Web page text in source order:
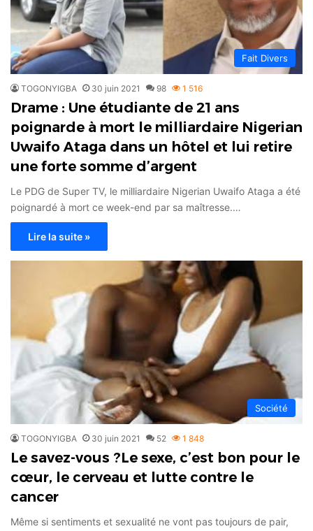
Fait Divers
TOGONYIGBA 30 juin 2021 98 1 516
Drame : Une étudiante de 21 ans
poignarde à mort le milliardaire Nigerian
Uwaifo Ataga dans un hôtel et lui retire
une forte somme d’argent
Le PDG de Super TV, le milliardaire Nigerian Uwaifo Ataga a été
poignardé à mort ce week-end par sa maîtresse.…
Lire la suite »
Société
TOGONYIGBA 30 juin 2021 52 1 848
Le savez-vous ?Le sexe, c’est bon pour le
cœur, le cerveau et lutte contre le
cancer
Même si sentiments et sexualité ne vont pas toujours de pair,